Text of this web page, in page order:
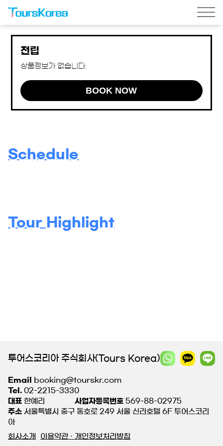
전립
상품정보가 없습니다.
BOOK NOW
Schedule
Tour Highlight
투어스코리아 주식회사(Tours Korea)
Email
booking@tourskr.com
Tel. 02-2215-3330
대표 한예리 사업자등록번호 569-88-02975
주소 서울특별시 중구 동호로 249 서울 신라호텔 6F 투어스코리
아
회사소개
이용약관 · 개인정보처리방침